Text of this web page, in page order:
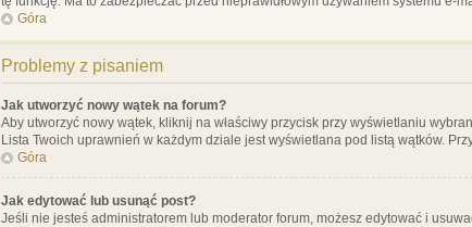
Góra
Problemy z pisaniem
Jak utworzyć nowy wątek na forum?
Aby utworzyć nowy wątek, kliknij na właściwy przycisk przy wyświetlaniu
Lista Twoich uprawnień w każdym dziale jest wyświetlana pod listą wątków.
Góra
Jak edytować lub usunąć post?
Jeśli nie jesteś administratorem lub moderator forum, możesz edytować i